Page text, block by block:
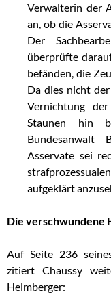
Verwalterin der
an, ob die
Der
überprüfte
befänden, die
Da dies nicht
Vernichtung
Staunen hin
Bundesanwalt
Asservate sei
aufgeklärt
Die verschwundene
Auf Seite 236
zitiert Chaussy
Helmberger: